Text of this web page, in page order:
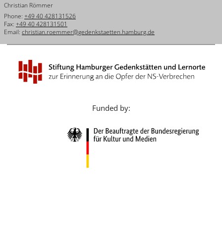
Dansk
Español
Italiano
Nederlands
Português
Christian Römmer
Phone: +49 40 428131526
Fax: +49 40 428131501
Email: christian.roemmer@gedenkstaetten.hamburg.de
Funded by: